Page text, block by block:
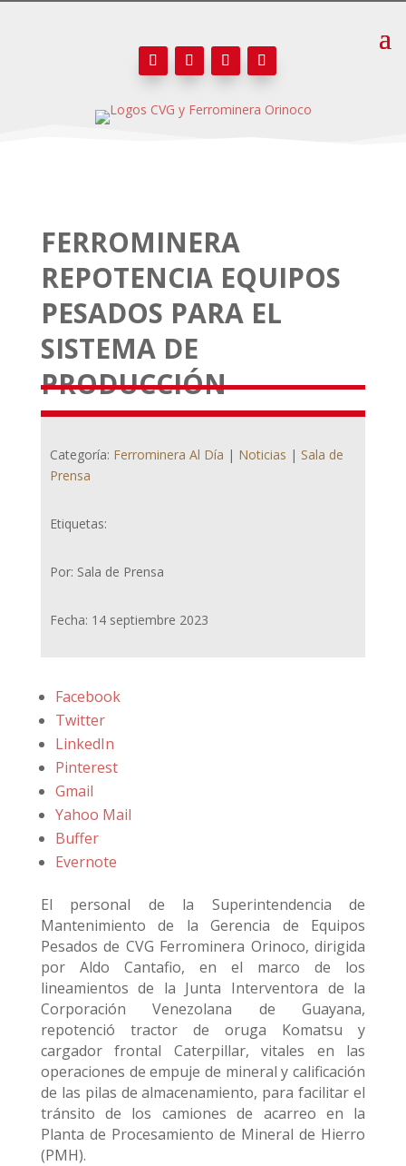
FERROMINERA
REPOTENCIA EQUIPOS
PESADOS PARA EL
SISTEMA DE
PRODUCCIÓN
Categoría: Ferrominera Al Día | Noticias | Sala de
Prensa
Etiquetas:
Por: Sala de Prensa
Fecha: 14 septiembre 2023
Facebook
Twitter
LinkedIn
Pinterest
Gmail
Yahoo Mail
Buffer
Evernote
El personal de la Superintendencia de
Mantenimiento de la Gerencia de Equipos
Pesados de CVG Ferrominera Orinoco, dirigida
por Aldo Cantafio, en el marco de los
lineamientos de la Junta Interventora de la
Corporación Venezolana de Guayana,
repotenció tractor de oruga Komatsu y
cargador frontal Caterpillar, vitales en las
operaciones de empuje de mineral y calificación
de las pilas de almacenamiento, para facilitar el
tránsito de los camiones de acarreo en la
Planta de Procesamiento de Mineral de Hierro
(PMH).